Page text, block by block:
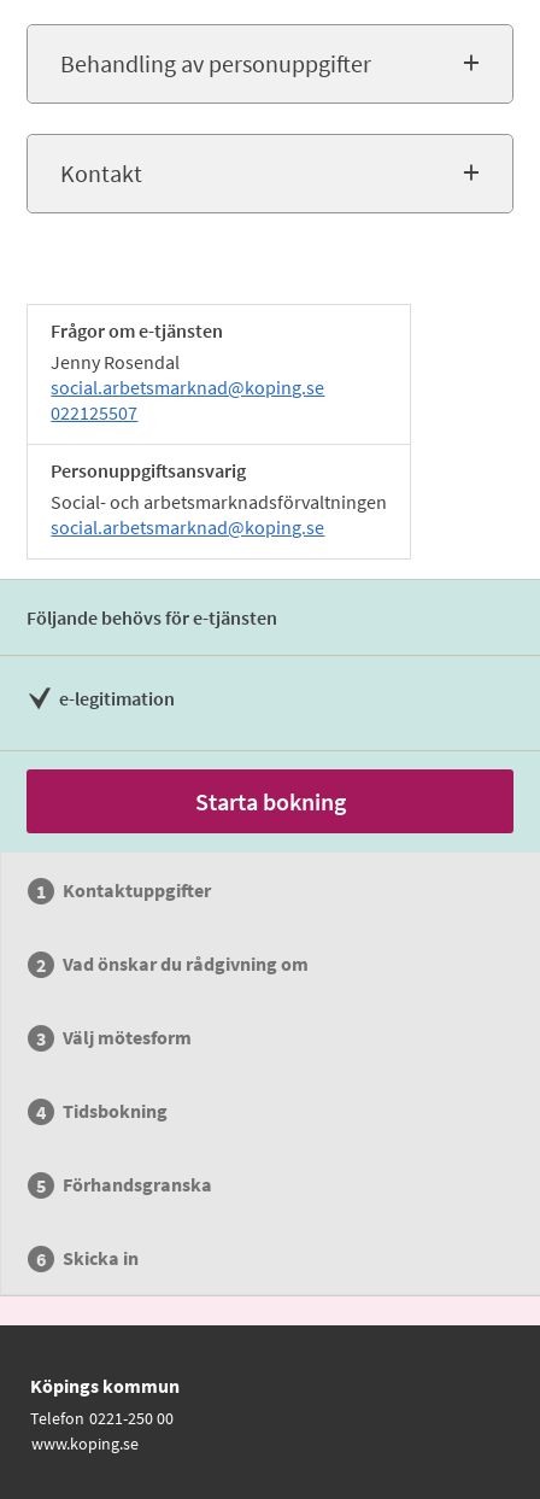
Behandling av personuppgifter
Kontakt
Frågor om e-tjänsten
Jenny Rosendal
social.arbetsmarknad@koping.se
022125507
Personuppgiftsansvarig
Social- och arbetsmarknadsförvaltningen
social.arbetsmarknad@koping.se
Följande behövs för e-tjänsten
e-legitimation
Starta bokning
Kontaktuppgifter
Vad önskar du rådgivning om
Välj mötesform
Tidsbokning
Förhandsgranska
Skicka in
Köpings kommun
Telefon 0221-250 00
www.koping.se